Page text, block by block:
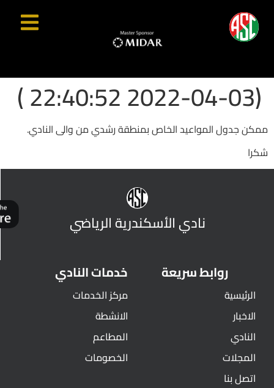
(2022-04-03 22:40:52 )
ممكن جدول المواعيد الخاص بمنطقة رشدي من والى النادي.
شكرا
نادي الأسكندرية الرياضي
روابط سريعة
الرئيسية
الاخبار
النادي
المجلات
اتصل بنا
خدمات النادي
مركز الخدمات
الانشطة
المطاعم
الخصومات